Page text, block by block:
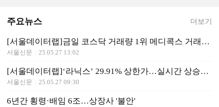
주요뉴스 더보기
[서울데이터랩]금일 코스닥 거래량 1위 메디콕스 거래대금 120억 돌파
서울신문 25.05.27 13:02
[서울데이터랩]‘라닉스’ 29.91% 상한가…실시간 상승률 1위
서울신문 25.05.27 09:30
6년간 횡령·배임 6조…상장사 '불안'